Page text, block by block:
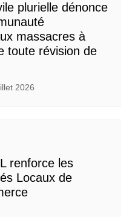
plurielle dénonce
massacres à
toute révision de
2026
renforce les
Locaux de